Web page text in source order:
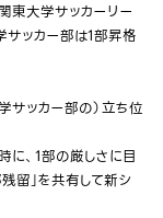
東大学サッカーリー
ッカー部は1部昇格
サッカー部の）立ち位
、1部の厳しさに目
留」を共有して新シ